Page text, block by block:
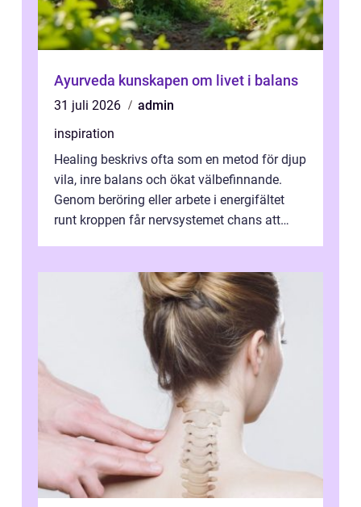
Ayurveda kunskapen om livet i balans
31 juli 2026
admin
inspiration
Healing beskrivs ofta som en metod för djup
vila, inre balans och ökat välbefinnande.
Genom beröring eller arbete i energifältet
runt kroppen får nervsystemet chans att